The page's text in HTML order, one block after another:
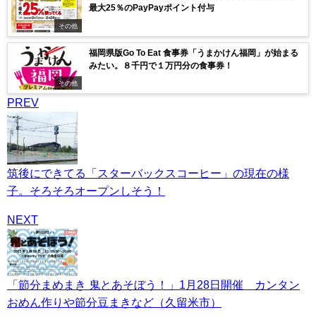
その他
最大25％のPayPayポイント付与
その他
福岡県版Go To Eat 食事券「うまかけん福岡」が始まる
みたい。８千円で１万円分の食事券！
PREV
筑後にできてる「スターバックスコーヒー」の現在の様
子。そろそろオープンしそう！
NEXT
「節分まめまき 鬼とあそぼう！」1月28日開催 カンタン
おめん作りや節分豆まきなど（久留米市）